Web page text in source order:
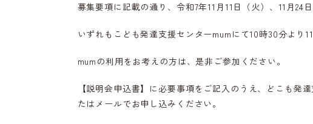
募集要項に記載の通り、令和7年11月11日（火）、11月24
いずれもこども発達支援センターmumにて10時30分より
mumの利用をお考えの方は、是非ご参加ください。
【説明会申込書】に必要事項をご記入のうえ、どこも発
たはメールでお申し込みください。